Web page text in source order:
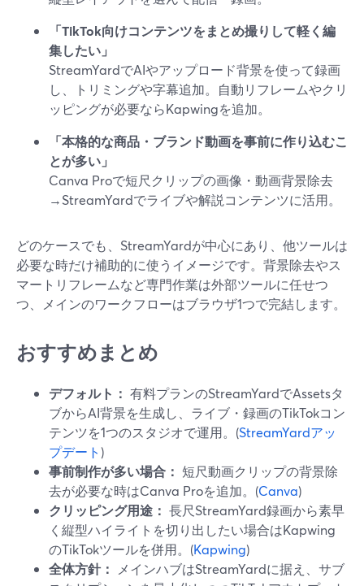
「TikTok向けコンテンツをまとめ撮りして軽く編
集したい」
StreamYardでAIやアップロード背景を使って録画
し、トリミングや字幕追加。自動リフレームやクリ
ッピングが必要ならKapwingを追加。
「本格的な商品・ブランド動画を事前に作り込むこ
とが多い」
Canva Proで短尺クリップの画像・動画背景除去
→StreamYardでライブや解説コンテンツに活用。
どのケースでも、StreamYardが中心にあり、他ツールは
必要な時だけ補助的に使うイメージです。背景除去やス
マートリフレームなど専門作業は外部ツールに任せつ
つ、メインのワークフローはブラウザ1つで完結します。
おすすめまとめ
デフォルト： 有料プランのStreamYardでAssetsタ
ブからAI背景を生成し、ライブ・録画のTikTokコン
テンツを1つのスタジオで運用。(StreamYardアッ
プデート )
事前制作が多い場合： 短尺動画クリップの背景除
去が必要な時はCanva Proを追加。(Canva)
クリッピング用途： 長尺StreamYard録画から素早
く縦型ハイライトを切り出したい場合はKapwing
のTikTokツールを併用。(Kapwing)
全体方針：
メインハブはStreamYardに据え、サブ